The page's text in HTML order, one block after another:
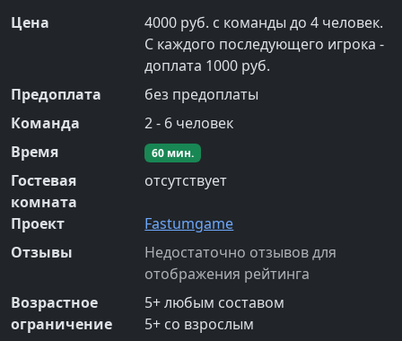
Цена
4000 руб. с команды до 4 человек.
С каждого последующего игрока -
доплата 1000 руб.
Предоплата
без предоплаты
Команда
2- 6 человек
Время
60 мин.
Гостевая
комната
отсутствует
Проект
Fastumgame
Отзывы
Недостаточно отзывов для
отображения рейтинга
Возрастное
ограничение
5+любым составом
5+ со взрослым